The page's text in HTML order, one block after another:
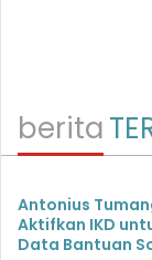
berita
Antonius
Aktifkan IKD
Data Bantuan